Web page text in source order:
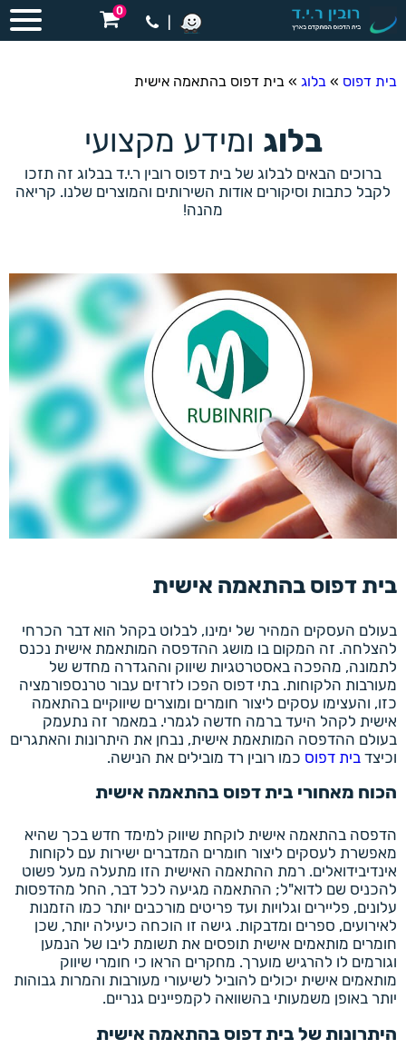
0
בית דפוס » בלוג » בית דפוס בהתאמה אישית
בלוג ומידע מקצועי
ברוכים הבאים לבלוג של בית דפוס רובין ר.י.ד בבלוג זה תזכו
לקבל כתבות וסיקורים אודות השירותים והמוצרים שלנו. קריאה
מהנה!
בית דפוס בהתאמה אישית
בעולם העסקים המהיר של ימינו, לבלוט בקהל הוא דבר הכרחי
להצלחה. זה המקום בו מושג ההדפסה המותאמת אישית נכנס
לתמונה, מהפכה באסטרטגיות שיווק וההגדרה מחדש של
מעורבות הלקוחות. בתי דפוס הפכו לזרזים עבור טרנספורמציה
כזו, והעצימו עסקים ליצור חומרים ומוצרים שיווקיים בהתאמה
אישית לקהל היעד ברמה חדשה לגמרי. במאמר זה נתעמק
בעולם ההדפסה המותאמת אישית, נבחן את היתרונות והאתגרים
וכיצד בית דפוס כמו רובין רד מובילים את הנישה.
הכוח מאחורי בית דפוס בהתאמה אישית
הדפסה בהתאמה אישית לוקחת שיווק למימד חדש בכך שהיא
מאפשרת לעסקים ליצור חומרים המדברים ישירות עם לקוחות
אינדיבידואלים. רמת ההתאמה האישית הזו מתעלה מעל פשוט
להכניס שם לדוא"ל; ההתאמה מגיעה לכל דבר, החל מהדפסות
עלונים, פליירים וגלויות ועד פריטים מורכבים יותר כמו הזמנות
לאירועים, ספרים ומדבקות. גישה זו הוכחה כיעילה יותר, שכן
חומרים מותאמים אישית תופסים את תשומת ליבו של הנמען
וגורמים לו להרגיש מוערך. מחקרים הראו כי חומרי שיווק
מותאמים אישית יכולים להוביל לשיעורי מעורבות והמרות גבוהות
יותר באופן משמעותי בהשוואה לקמפיינים גנריים.
היתרונות של בית דפוס בהתאמה אישית